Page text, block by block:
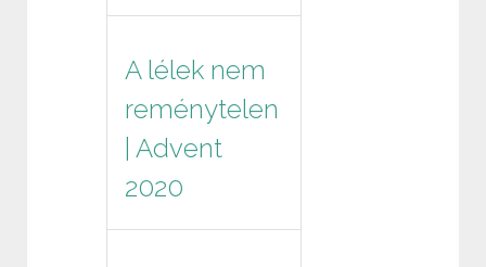
A lélek nem
reménytelen
| Advent
2020